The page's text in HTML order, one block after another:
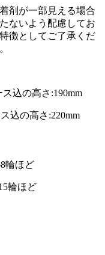
剤が一部見える場合
ないよう配慮してお
徴としてご了承くだ
込の高さ:190mm
込の高さ:220mm
輪ほど
輪ほど